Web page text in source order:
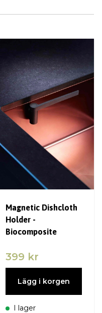
Magnetic Dishcloth
Holder -
Biocomposite
399 kr
Lägg i korgen
I lager